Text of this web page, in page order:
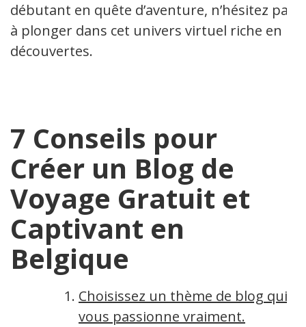
débutant en quête d’aventure, n’hésitez pas
à plonger dans cet univers virtuel riche en
découvertes.
7 Conseils pour
Créer un Blog de
Voyage Gratuit et
Captivant en
Belgique
Choisissez un thème de blog qui
vous passionne vraiment.